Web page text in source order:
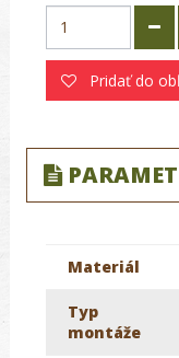
Pridať do
Materiál
Typ
montáže